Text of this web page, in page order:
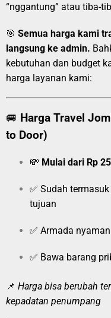
“nggantung” atau tiba-
🎯 Semua harga kami
langsung ke admin.
kebutuhan dan budget
harga layanan kami:
🚐 Harga Travel
to Door)
💸 Mulai dari Rp
✅ Sudah
tujuan
✅ Armada
✅ Bawa barang
📌 Harga bisa berubah
kepadatan penumpang